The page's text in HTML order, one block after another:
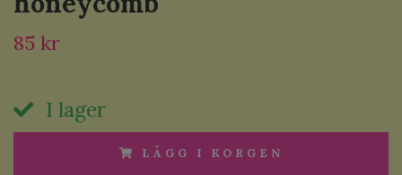
85 kr
I lager
LÄGG I KORGEN